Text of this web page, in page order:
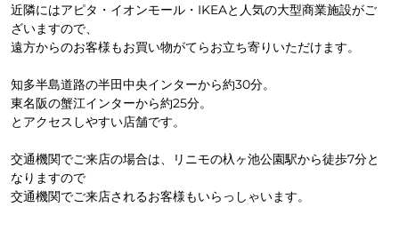
近隣にはアピタ・イオンモール・IKEAと人気の大型商業施設がご
ざいますので、
遠方からのお客様もお買い物がてらお立ち寄りいただけます。
知多半島道路の半田中央インターから約30分。
東名阪の蟹江インターから約25分。
とアクセスしやすい店舗です。
交通機関でご来店の場合は、リニモの杁ヶ池公園駅から徒歩7分と
なりますので
交通機関でご来店されるお客様もいらっしゃいます。